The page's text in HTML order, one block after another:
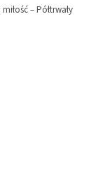
– Półtrwały